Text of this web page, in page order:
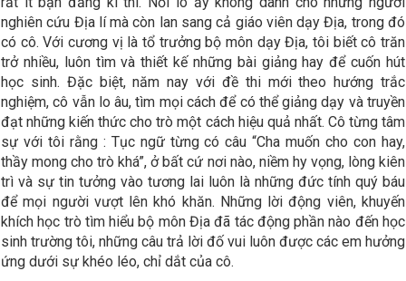
nghiên cứu Địa lí mà còn lan sang cả giáo viên dạy Địa, trong đó
có cô. Với cương vị là tổ trưởng bộ môn dạy Địa, tôi biết cô trăn
trở nhiều, luôn tìm và thiết kế những bài giảng hay để cuốn hút
học sinh. Đặc biệt, năm nay với đề thi mới theo hướng trắc
nghiệm, cô vẫn lo âu, tìm mọi cách để có thể giảng dạy và truyền
đạt những kiến thức cho trò một cách hiệu quả nhất. Cô từng tâm
sự với tôi rằng : Tục ngữ từng có câu “Cha muốn cho con hay,
thầy mong cho trò khá”, ở bất cứ nơi nào, niềm hy vọng, lòng kiên
trì và sự tin tưởng vào tương lai luôn là những đức tính quý báu
để mọi người vượt lên khó khăn. Những lời động viên, khuyến
khích học trò tìm hiểu bộ môn Địa đã tác động phần nào đến học
sinh trường tôi, những câu trả lời đố vui luôn được các em hưởng
ứng dưới sự khéo léo, chỉ dắt của cô.